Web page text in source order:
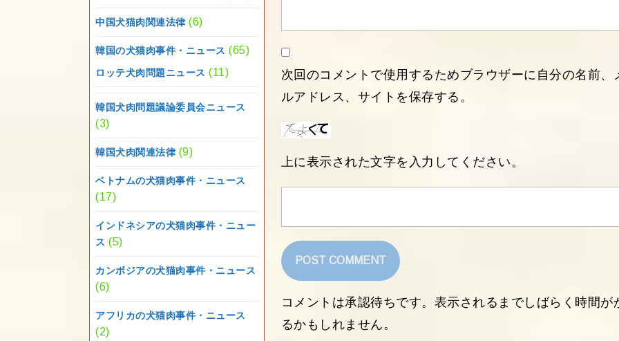
中国犬猫肉関連法律(6)
韓国の犬猫肉事件・ニュース (65)
ロッテ犬肉問題ニュース (11)
韓国犬肉問題議論委員会ニュース
(3)
韓国犬肉関連法律(9)
ベトナムの犬猫肉事件・ニュース
(17)
インドネシアの犬猫肉事件・ニュー
ス (5)
カンボジアの犬猫肉事件・ニュース
(6)
アフリカの犬猫肉事件・ニュース
(2)
次回のコメントで使用するためブラウザーに自分の名前、
ルアドレス、サイトを保存する。
上に表示された文字を入力してください。
コメントは承認待ちです。表示されるまでしばらく時間が
るかもしれません。